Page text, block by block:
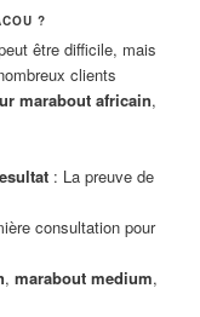
?
être difficile, mais
clients
marabout africain,
: La preuve de
consultation pour
, marabout medium,